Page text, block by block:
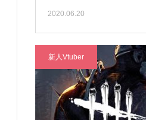
2020.06.20
新人Vtuber